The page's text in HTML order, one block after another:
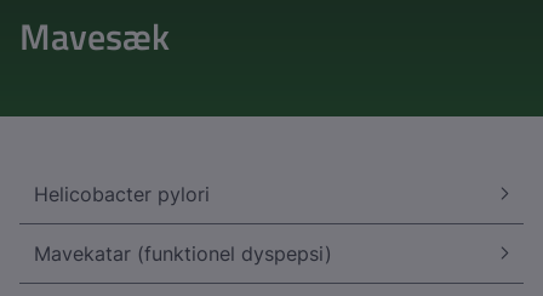
Mavesæk
Helicobacter pylori
Mavekatar (funktionel dyspepsi)